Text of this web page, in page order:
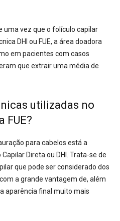
uma vez que o folículo capilar
DHI ou FUE, a área doadora
em pacientes com casos
que extrair uma média de
utilizadas no
FUE?
para cabelos está a
Direta ou DHI. Trata-se de
que pode ser considerado dos
a grande vantagem de, além
aparência final muito mais